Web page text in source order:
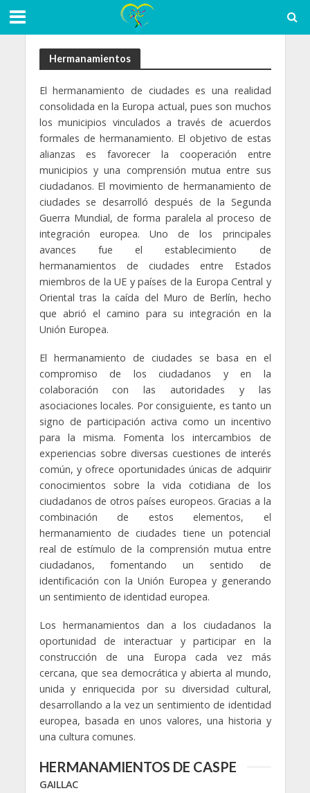
Hermanamientos
El hermanamiento de ciudades es una realidad
consolidada en la Europa actual, pues son muchos
los municipios vinculados a través de acuerdos
formales de hermanamiento. El objetivo de estas
alianzas es favorecer la cooperación entre
municipios y una comprensión mutua entre sus
ciudadanos. El movimiento de hermanamiento de
ciudades se desarrolló después de la Segunda
Guerra Mundial, de forma paralela al proceso de
integración europea. Uno de los principales
avances fue el establecimiento de
hermanamientos de ciudades entre Estados
miembros de la UE y países de la Europa Central y
Oriental tras la caída del Muro de Berlín, hecho
que abrió el camino para su integración en la
Unión Europea.
El hermanamiento de ciudades se basa en el
compromiso de los ciudadanos y en la
colaboración con las autoridades y las
asociaciones locales. Por consiguiente, es tanto un
signo de participación activa como un incentivo
para la misma. Fomenta los intercambios de
experiencias sobre diversas cuestiones de interés
común, y ofrece oportunidades únicas de adquirir
conocimientos sobre la vida cotidiana de los
ciudadanos de otros países europeos. Gracias a la
combinación de estos elementos, el
hermanamiento de ciudades tiene un potencial
real de estímulo de la comprensión mutua entre
ciudadanos, fomentando un sentido de
identificación con la Unión Europea y generando
un sentimiento de identidad europea.
Los hermanamientos dan a los ciudadanos la
oportunidad de interactuar y participar en la
construcción de una Europa cada vez más
cercana, que sea democrática y abierta al mundo,
unida y enriquecida por su diversidad cultural,
desarrollando a la vez un sentimiento de identidad
europea, basada en unos valores, una historia y
una cultura comunes.
HERMANAMIENTOS DE CASPE
GAILLAC